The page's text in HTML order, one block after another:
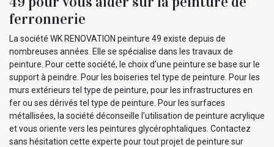
ferronnerie
La société WK RENOVATION peinture 49 existe depuis de
nombreuses années. Elle se spécialise dans les travaux de
peinture. Pour cette société, le choix d’une peinture se base sur le
support à peindre. Pour les boiseries tel type de peinture. Pour les
murs extérieurs tel type de peinture, pour les infrastructures en
fer ou ses dérivés tel type de peinture. Pour les surfaces
métallisées, la société déconseille l’utilisation de peinture acrylique
et vous oriente vers les peintures glycérophtaliques. Contactez
sans hésitation cette experte pour tout projet de peinture sur